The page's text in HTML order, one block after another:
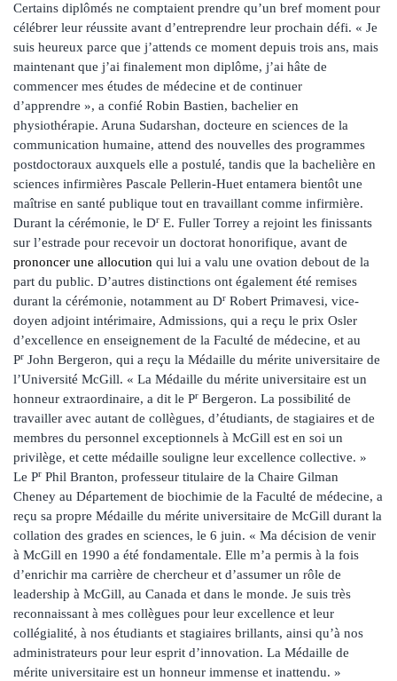
Certains diplômés ne comptaient prendre qu’un bref moment pour
célébrer leur réussite avant d’entreprendre leur prochain défi. « Je
suis heureux parce que j’attends ce moment depuis trois ans, mais
maintenant que j’ai finalement mon diplôme, j’ai hâte de
commencer mes études de médecine et de continuer
d’apprendre », a confié Robin Bastien, bachelier en
physiothérapie. Aruna Sudarshan, docteure en sciences de la
communication humaine, attend des nouvelles des programmes
postdoctoraux auxquels elle a postulé, tandis que la bachelière en
sciences infirmières Pascale Pellerin-Huet entamera bientôt une
maîtrise en santé publique tout en travaillant comme infirmière.
Durant la cérémonie, le Dr E. Fuller Torrey a rejoint les finissants
sur l’estrade pour recevoir un doctorat honorifique, avant de
prononcer une allocution qui lui a valu une ovation debout de la
part du public. D’autres distinctions ont également été remises
durant la cérémonie, notamment au Dr Robert Primavesi, vice-
doyen adjoint intérimaire, Admissions, qui a reçu le prix Osler
d’excellence en enseignement de la Faculté de médecine, et au
Pr John Bergeron, qui a reçu la Médaille du mérite universitaire de
l’Université McGill. « La Médaille du mérite universitaire est un
honneur extraordinaire, a dit le Pr Bergeron. La possibilité de
travailler avec autant de collègues, d’étudiants, de stagiaires et de
membres du personnel exceptionnels à McGill est en soi un
privilège, et cette médaille souligne leur excellence collective. »
Le Pr Phil Branton, professeur titulaire de la Chaire Gilman
Cheney au Département de biochimie de la Faculté de médecine, a
reçu sa propre Médaille du mérite universitaire de McGill durant la
collation des grades en sciences, le 6 juin. « Ma décision de venir
à McGill en 1990 a été fondamentale. Elle m’a permis à la fois
d’enrichir ma carrière de chercheur et d’assumer un rôle de
leadership à McGill, au Canada et dans le monde. Je suis très
reconnaissant à mes collègues pour leur excellence et leur
collégialité, à nos étudiants et stagiaires brillants, ainsi qu’à nos
administrateurs pour leur esprit d’innovation. La Médaille de
mérite universitaire est un honneur immense et inattendu. »